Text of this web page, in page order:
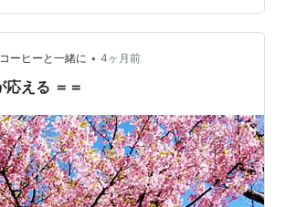
したっけ。 長野盆地は冷たい雨が降り気
。 寒い。水道管がトラブルほどの寒さで
。 換気をしな…
ーヒーと一緒に • 4ヶ月前
応える ＝＝